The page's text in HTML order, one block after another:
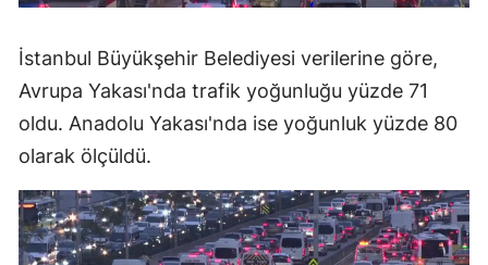
İstanbul Büyükşehir Belediyesi verilerine göre,
Avrupa Yakası'nda trafik yoğunluğu yüzde 71
oldu. Anadolu Yakası'nda ise yoğunluk yüzde 80
olarak ölçüldü.